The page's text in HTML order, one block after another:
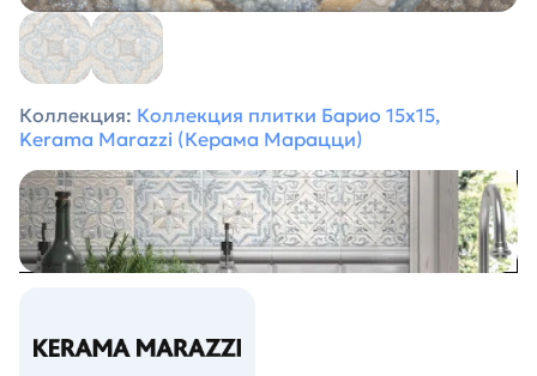
Коллекция: Коллекция плитки Барио 15х15,
Kerama Marazzi (Керама Марацци)